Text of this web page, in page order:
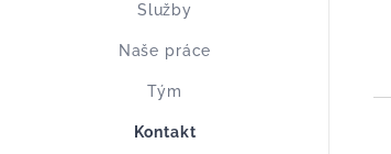
Služby
Naše práce
Tým
Kontakt